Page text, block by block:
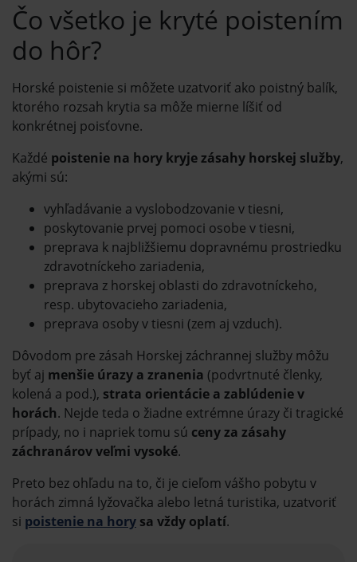
Čo všetko je kryté poistením
do hôr?
Horské poistenie si môžete uzatvoriť ako poistný balík,
ktorého rozsah krytia sa môže mierne líšiť od
konkrétnej poisťovne.
Každé poistenie na hory kryje zásahy horskej služby,
akými sú:
vyhľadávanie a vyslobodzovanie v tiesni,
poskytovanie prvej pomoci osobe v tiesni,
preprava k najbližšiemu dopravnému prostriedku
zdravotníckeho zariadenia,
preprava z horskej oblasti do zdravotníckeho,
resp. ubytovacieho zariadenia,
preprava osoby v tiesni (zem aj vzduch).
Dôvodom pre zásah Horskej záchrannej služby môžu
byť aj menšie úrazy a zranenia (podvrtnuté členky,
kolená a pod.), strata orientácie a zablúdenie v
horách. Nejde teda o žiadne extrémne úrazy či tragické
prípady, no i napriek tomu sú ceny za zásahy
záchranárov veľmi vysoké.
Preto bez ohľadu na to, či je cieľom vášho pobytu v
horách zimná lyžovačka alebo letná turistika, uzatvoriť
si poistenie na hory sa vždy oplatí.